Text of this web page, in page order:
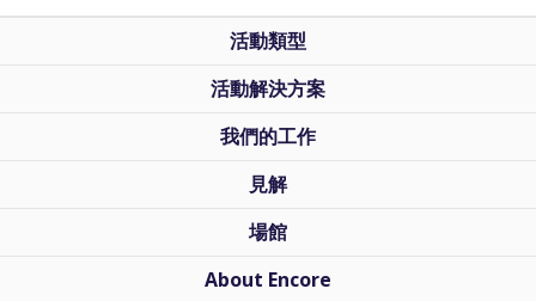
活動類型
活動解決方案
我們的工作
見解
場館
About Encore